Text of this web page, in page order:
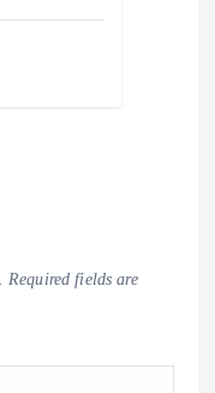
Required fields are